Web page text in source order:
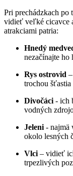
Pri prechádzkach
vidieť ‍veľké cicavce
atrakciami patria:
Hnedý
nezačínajte
Rys ostrovid
trochou
Divočáci -​ ich
vodných
Jeleni ⁤- najmä
okolo lesných
Vlci – vidieť
trpezlivých